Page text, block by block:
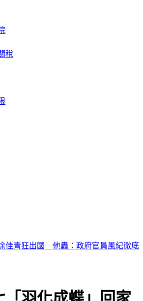
稅
！洋面三颱共舞 最新路徑曝
「羽化成蝶」回家